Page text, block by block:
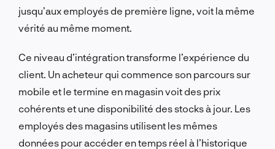
jusqu’aux employés de première ligne, voit la même
vérité au même moment.
Ce niveau d’intégration transforme l’expérience du
client. Un acheteur qui commence son parcours sur
mobile et le termine en magasin voit des prix
cohérents et une disponibilité des stocks à jour. Les
employés des magasins utilisent les mêmes
données pour accéder en temps réel à l’historique